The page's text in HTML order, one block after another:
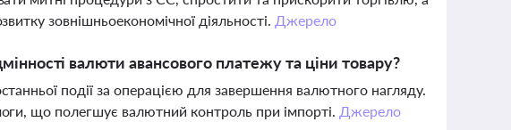
зовнішньоекономічної діяльності. Джерело
валюти авансового платежу та ціни товару?
події за операцією для завершення валютного нагляду.
що полегшує валютний контроль при імпорті. Джерело